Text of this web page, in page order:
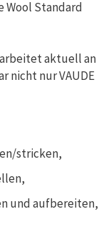
Wool Standard
aktuell an
nicht nur VAUDE
stricken,
und aufbereiten,